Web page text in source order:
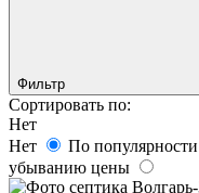
Фильтр
Сортировать по:
Нет
Нет
По популярности
убыванию цены